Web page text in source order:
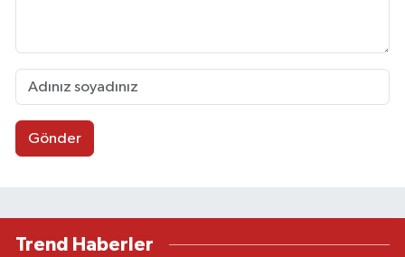
Gönder
Trend Haberler